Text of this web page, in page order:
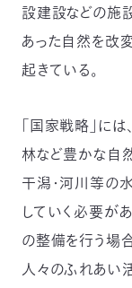
設建設などの施
あった自然を改
起きている。
「国家戦略」に
林など豊かな自
干潟・河川等の
していく必要が
の整備を行う場
人々のふれあい